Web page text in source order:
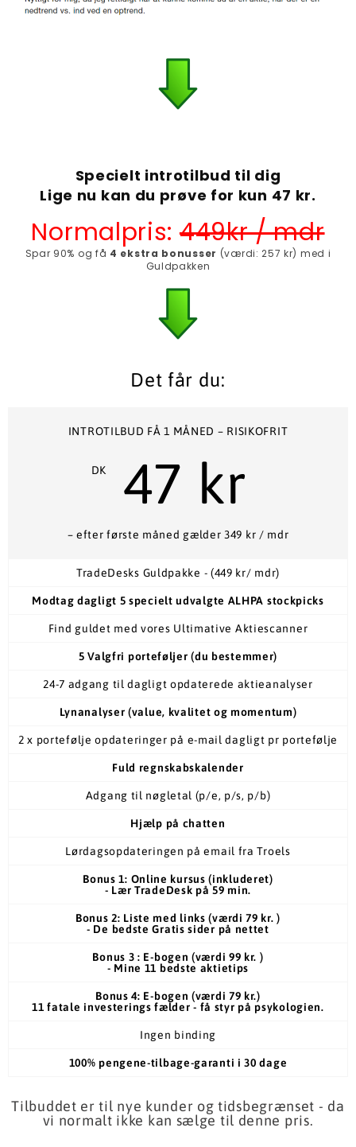
Specielt introtilbud til dig
Lige nu kan du prøve for kun 47 kr.
Normalpris:449kr / mdr
Spar 90% og få 4 ekstra bonusser (værdi: 257 kr) med i
Guldpakken
Det får du:
INTROTILBUD FÅ 1 MÅNED – RISIKOFRIT
DK 47 kr
– efter første måned gælder 349 kr / mdr
TradeDesks Guldpakke - (449 kr/ mdr)
Modtag dagligt 5 specielt udvalgte ALHPA stockpicks
Find guldet med vores Ultimative Aktiescanner
5 Valgfri porteføljer (du bestemmer)
24-7 adgang til dagligt opdaterede aktieanalyser
Lynanalyser (value, kvalitet og momentum)
2 x portefølje opdateringer på e-mail dagligt pr portefølje
Fuld regnskabskalender
Adgang til nøgletal (p/e, p/s, p/b)
Hjælp på chatten
Lørdagsopdateringen på email fra Troels
Bonus 1: Online kursus (inkluderet)
- Lær TradeDesk på 59 min.
Bonus 2: Liste med links (værdi 79 kr. )
- De bedste Gratis sider på nettet
Bonus 3 : E-bogen (værdi 99 kr. )
- Mine 11 bedste aktietips
Bonus 4: E-bogen (værdi 79 kr.)
11 fatale investerings fælder - få styr på psykologien.
Ingen binding
100% pengene-tilbage-garanti i 30 dage
Tilbuddet er til nye kunder og tidsbegrænset - da
vi normalt ikke kan sælge til denne pris.